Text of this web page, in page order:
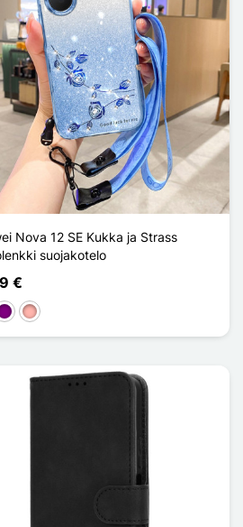
Nova 12 SE Kukka ja Strass
suojakotelo
€
Or Rose